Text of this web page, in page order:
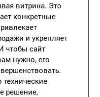
витрина. Это
конкретные
и укрепляет
чтобы сайт
нужно, его
решение,